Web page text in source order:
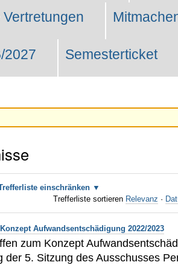
2027 Semesterticket
einschränken
Trefferliste sortieren Relevanz ·
Aufwandsentschädigung 2022/2023
zum Konzept
der 5. Sitzung des Ausschusses